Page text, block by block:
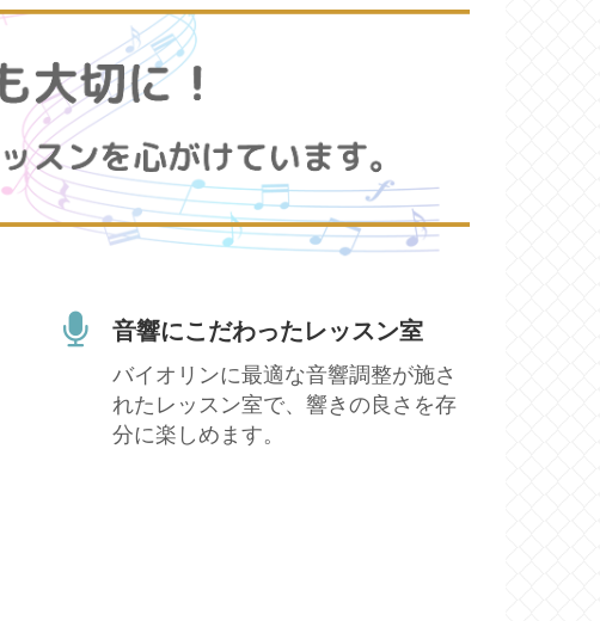
音響にこだわったレッスン室
バイオリンに最適な音響調整が施さ
れたレッスン室で、響きの良さを存
分に楽しめます。